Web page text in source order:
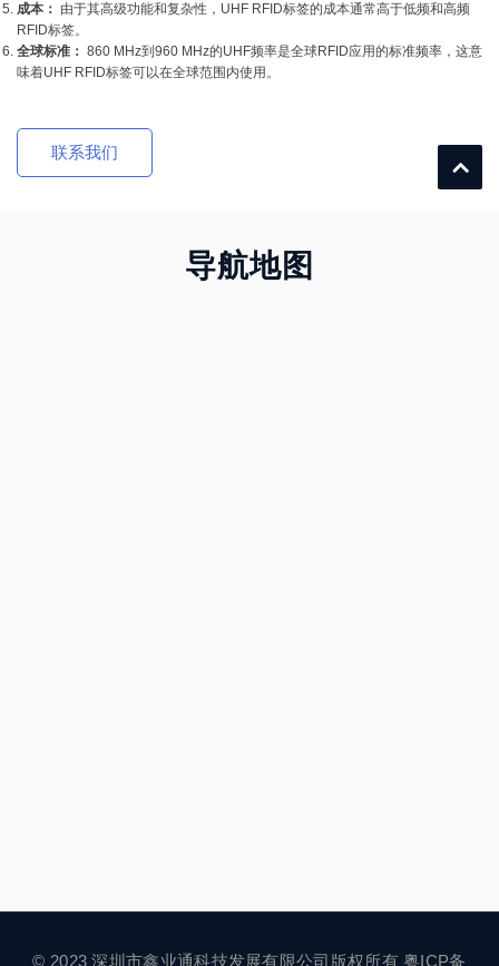
成本： 由于其高级功能和复杂性，UHF RFID标签的成本通常高于低频和高频
RFID标签。
全球标准： 860 MHz到960 MHz的UHF频率是全球RFID应用的标准频率，这意
味着UHF RFID标签可以在全球范围内使用。
联系我们
导航地图
© 2023 深圳市鑫业通科技发展有限公司版权所有粤ICP备